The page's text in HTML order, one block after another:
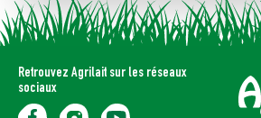
Retrouvez Agrilait sur les réseaux
sociaux